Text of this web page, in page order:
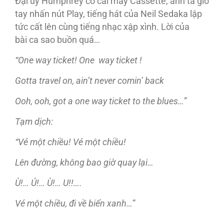
tay nhấn nút Play, tiếng hát của Neil Sedaka lập
tức cất lên cùng tiếng nhạc xập xình. Lời của
bài ca sao buồn quá…
“One way ticket! One way ticket !
Gotta travel on, ain’t never comin’ back
Ooh, ooh, got a one way ticket to the blues…”
Tạm dịch:
“Vé một chiều! Vé một chiều!
Lên đường, không bao giờ quay lại…
Ù!… Ú!… Ù!… U!!….
Vé một chiều, đi về biển xanh…”